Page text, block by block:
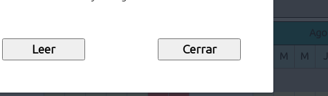
L S M M J